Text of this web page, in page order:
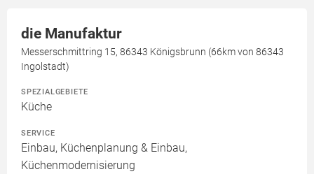
die Manufaktur
Messerschmittring 15, 86343 Königsbrunn (66km von 86343
Ingolstadt)
SPEZIALGEBIETE
Küche
SERVICE
Einbau, Küchenplanung & Einbau,
Küchenmodernisierung